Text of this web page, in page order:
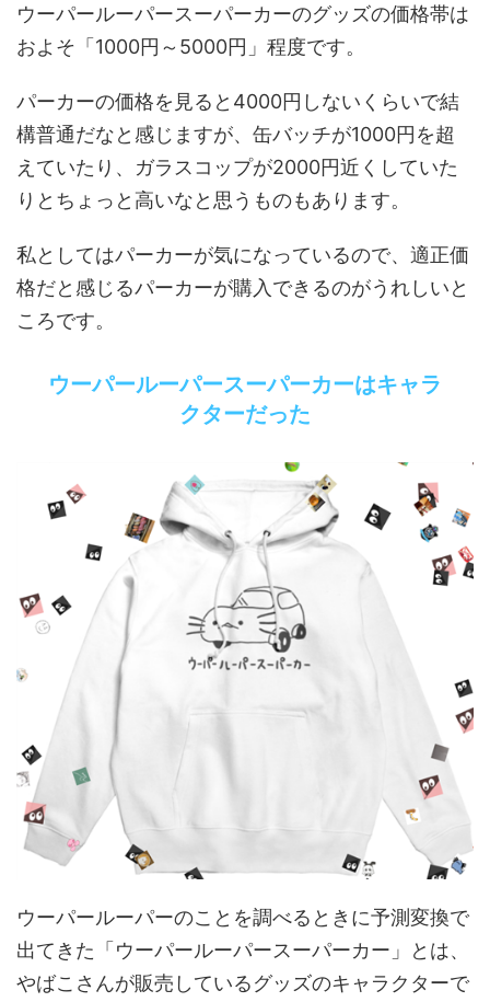
ウーパールーパースーパーカーのグッズの価格帯は
およそ「1000円～5000円」程度です。
パーカーの価格を見ると4000円しないくらいで結
構普通だなと感じますが、缶バッチが1000円を超
えていたり、ガラスコップが2000円近くしていた
りとちょっと高いなと思うものもあります。
私としてはパーカーが気になっているので、適正価
格だと感じるパーカーが購入できるのがうれしいと
ころです。
ウーパールーパースーパーカーはキャラ
クターだった
ウーパールーパーのことを調べるときに予測変換で
出てきた「ウーパールーパースーパーカー」とは、
やばこさんが販売しているグッズのキャラクターで